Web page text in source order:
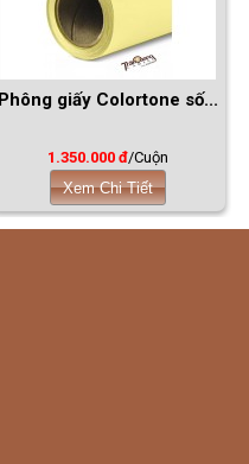
Phông giấy Colortone số...
1.350.000 đ/Cuộn
Xem Chi Tiết